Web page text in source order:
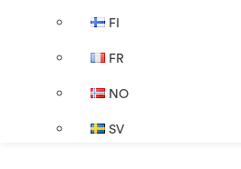
FI
FR
NO
SV